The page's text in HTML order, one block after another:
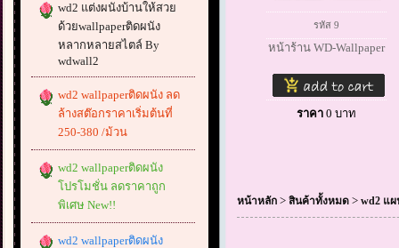
wd2 แต่งผนังบ้านให้สวย
ด้วยwallpaperติดผนัง
หลากหลายสไตล์ By
wdwall2
wd2 wallpaperติดผนัง ลด
ล้างสต๊อกราคาเริ่มต้นที่
250-380 /ม้วน
wd2 wallpaperติดผนัง
โปรโมชั่น ลดราคาถูก
พิเศษ New!!
wd2 wallpaperติดผนัง
รหัส 9
หน้าร้าน WD-Wallpaper
ราคา 0 บาท
หน้าหลัก > สินค้าทั้งหมด > wd2 แ